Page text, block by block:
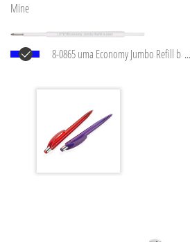
Mine
8-0865 uma Economy Jumbo Refill
und Wolfram-Karbid-Kugel (1,0 mm).